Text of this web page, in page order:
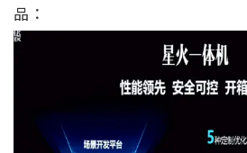
品：